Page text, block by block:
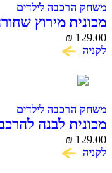
לילדים
COME ₪
לילדים
COME ₪